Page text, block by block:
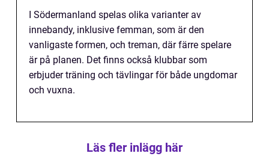
I Södermanland spelas olika varianter av
innebandy, inklusive femman, som är den
vanligaste formen, och treman, där färre spelare
är på planen. Det finns också klubbar som
erbjuder träning och tävlingar för både ungdomar
och vuxna.
Läs fler inlägg här